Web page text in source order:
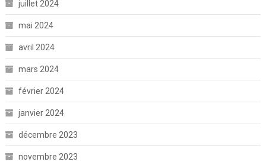
juillet 2024
mai 2024
avril 2024
mars 2024
février 2024
janvier 2024
décembre 2023
novembre 2023